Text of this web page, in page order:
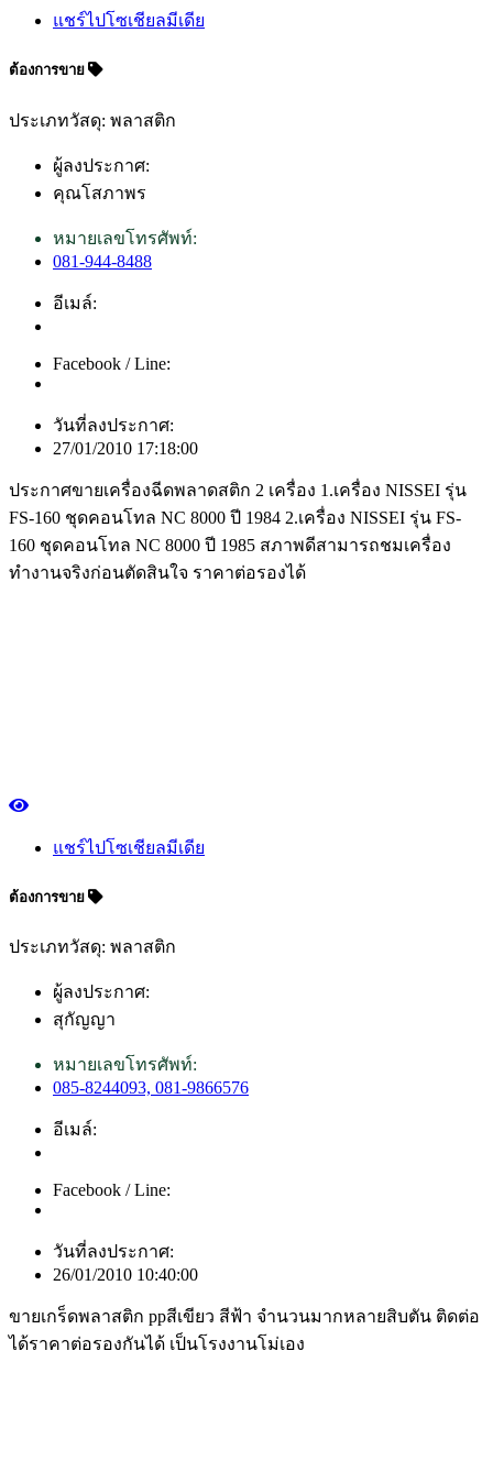
แชร์ไปโซเชียลมีเดีย
ต้องการขาย
ประเภทวัสดุ: พลาสติก
ผู้ลงประกาศ:
คุณโสภาพร
หมายเลขโทรศัพท์:
081-944-8488
อีเมล์:
Facebook / Line:
วันที่ลงประกาศ:
27/01/2010 17:18:00
ประกาศขายเครื่องฉีดพลาดสติก 2 เครื่อง 1.เครื่อง NISSEI รุ่น
FS-160 ชุดคอนโทล NC 8000 ปี 1984 2.เครื่อง NISSEI รุ่น FS-
160 ชุดคอนโทล NC 8000 ปี 1985 สภาพดีสามารถชมเครื่อง
ทำงานจริงก่อนตัดสินใจ ราคาต่อรองได้
แชร์ไปโซเชียลมีเดีย
ต้องการขาย
ประเภทวัสดุ: พลาสติก
ผู้ลงประกาศ:
สุกัญญา
หมายเลขโทรศัพท์:
085-8244093, 081-9866576
อีเมล์:
Facebook / Line:
วันที่ลงประกาศ:
26/01/2010 10:40:00
ขายเกร็ดพลาสติก ppสีเขียว สีฟ้า จำนวนมากหลายสิบตัน ติดต่อ
ได้ราคาต่อรองกันได้ เป็นโรงงานโม่เอง